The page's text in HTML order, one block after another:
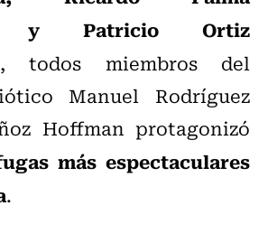
y Patricio Ortiz
, todos miembros del
Manuel Rodríguez
Hoffman protagonizó
más espectaculares
.